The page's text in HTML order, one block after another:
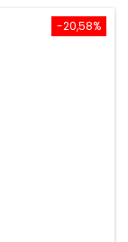
-20,58%